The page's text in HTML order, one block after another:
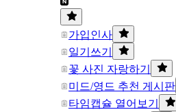
가입인사
일기쓰기
꽃 사진 자랑하기
미드/영드 추천 게시판
타임캡슐 열어보기